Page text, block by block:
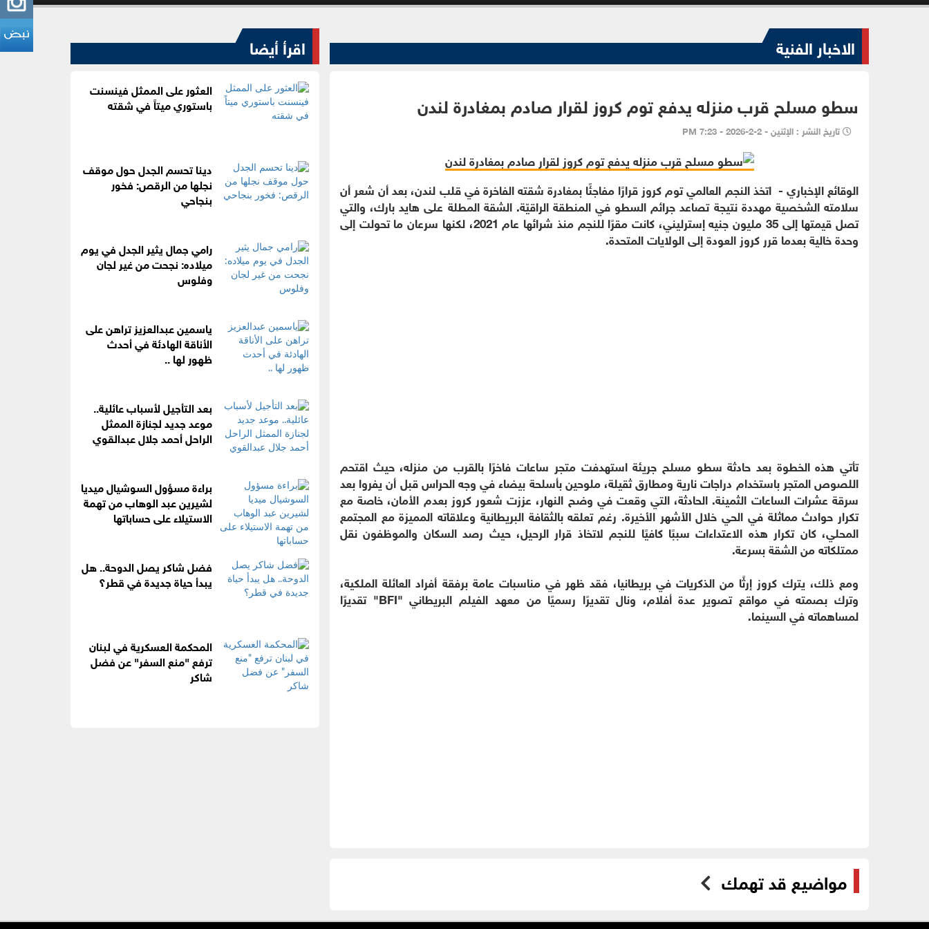
الاخبار الفنية
سطو مسلح قرب منزله يدفع توم كروز لقرار صادم بمغادرة لندن
تاريخ النشر : الإثنين - 2-2-2026 - 7:23 PM
الوقائع الإخباري - اتخذ النجم العالمي توم كروز قرارًا مفاجئًا بمغادرة شقته الفاخرة في قلب لندن، بعد أن شعر أن
سلامته الشخصية مهددة نتيجة تصاعد جرائم السطو في المنطقة الراقيّة. الشقة المطلة على هايد بارك، والتي
تصل قيمتها إلى 35 مليون جنيه إسترليني، كانت مقرًا للنجم منذ شرائها عام 2021، لكنها سرعان ما تحولت إلى
وحدة خالية بعدما قرر كروز العودة إلى الولايات المتحدة.
تأتي هذه الخطوة بعد حادثة سطو مسلح جريئة استهدفت متجر ساعات فاخرًا بالقرب من منزله، حيث اقتحم
اللصوص المتجر باستخدام دراجات نارية ومطارق ثقيلة، ملوحين بأسلحة بيضاء في وجه الحراس قبل أن يفروا بعد
سرقة عشرات الساعات الثمينة. الحادثة، التي وقعت في وضح النهار، عززت شعور كروز بعدم الأمان، خاصة مع
تكرار حوادث مماثلة في الحي خلال الأشهر الأخيرة. رغم تعلقه بالثقافة البريطانية وعلاقاته المميزة مع المجتمع
المحلي، كان تكرار هذه الاعتداءات سببًا كافيًا للنجم لاتخاذ قرار الرحيل، حيث رصد السكان والموظفون نقل
ممتلكاته من الشقة بسرعة.
ومع ذلك، يترك كروز إرثًا من الذكريات في بريطانيا، فقد ظهر في مناسبات عامة برفقة أفراد العائلة الملكية،
وترك بصمته في مواقع تصوير عدة أفلام، ونال تقديرًا رسميًا من معهد الفيلم البريطاني "BFI" تقديرًا
لمساهماته في السينما.
مواضيع قد تهمك
اقرأ أيضا
العثور على الممثل فينسنت
باستوري ميتاً في شقته
دينا تحسم الجدل حول موقف
نجلها من الرقص: فخور
بنجاحي
رامي جمال يثير الجدل في يوم
ميلاده: نجحت من غير لجان
وفلوس
ياسمين عبدالعزيز تراهن على
الأناقة الهادئة في أحدث
ظهور لها ..
بعد التأجيل لأسباب عائلية..
موعد جديد لجنازة الممثل
الراحل أحمد جلال عبدالقوي
براءة مسؤول السوشيال ميديا
لشيرين عبد الوهاب من تهمة
الاستيلاء على حساباتها
فضل شاكر يصل الدوحة.. هل
يبدأ حياة جديدة في قطر؟
المحكمة العسكرية في لبنان
ترفع "منع السفر" عن فضل
شاكر